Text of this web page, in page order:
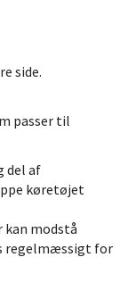
side.
passer til
del af
køretøjet
modstå
regelmæssigt for